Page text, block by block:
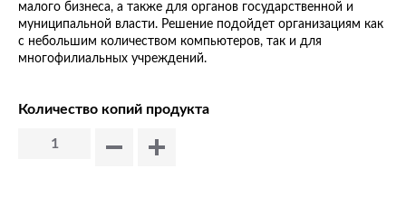
малого бизнеса, а также для органов государственной и
муниципальной власти. Решение подойдет организациям как
с небольшим количеством компьютеров, так и для
многофилиальных учреждений.
Количество копий продукта